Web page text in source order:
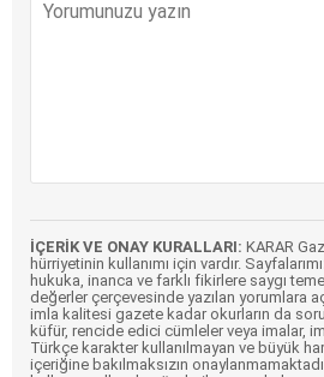
İÇERİK VE ONAY KURALLARI: KARAR
hürriyetinin kullanımı için vardır.
hukuka, inanca ve farklı fikirlere saygı
değerler çerçevesinde yazılan yorumlara
imla kalitesi gazete kadar okurların da
küfür, rencide edici cümleler veya imalar,
Türkçe karakter kullanılmayan ve büyük
içeriğine bakılmaksızın